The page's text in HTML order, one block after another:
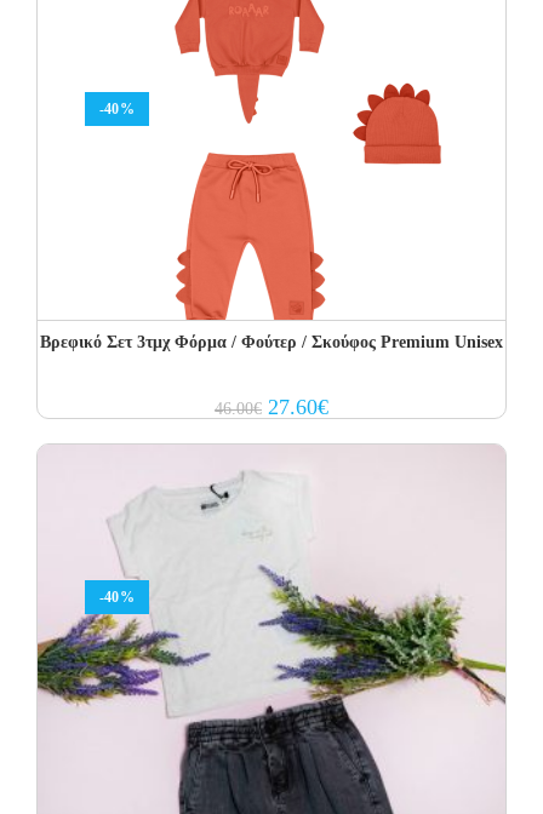
-40%
Βρεφικό Σετ 3τμχ Φόρμα / Φούτερ / Σκούφος Premium Unisex
46.00€ Original
price
27.60€Current
price
-40%